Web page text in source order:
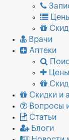
Врачи
Аптеки
Скидки и
Вопросы
Статьи
Блоги